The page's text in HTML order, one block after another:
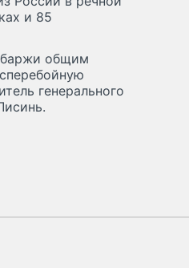
и 85
баржи общим
генерального